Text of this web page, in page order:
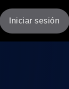
Iniciar sesión